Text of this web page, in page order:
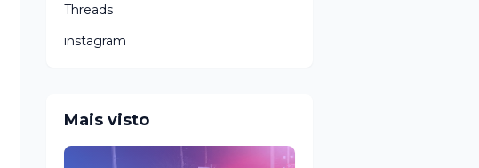
Threads
instagram
Mais visto